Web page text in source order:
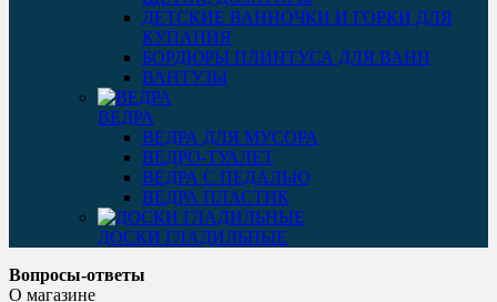
ДЕТСКИЕ ВАННОЧКИ И ГОРКИ ДЛЯ
КУПАНИЯ
БОРДЮРЫ ПЛИНТУСА ДЛЯ ВАНН
ВАНТУЗЫ
ВЕДРА
ВЕДРА ДЛЯ МУСОРА
ВЕДРО-ТУАЛЕТ
ВЕДРА С ПЕДАЛЬЮ
ВЕДРА ПЛАСТИК
ДОСКИ ГЛАДИЛЬНЫЕ
Вопросы-ответы
О магазине